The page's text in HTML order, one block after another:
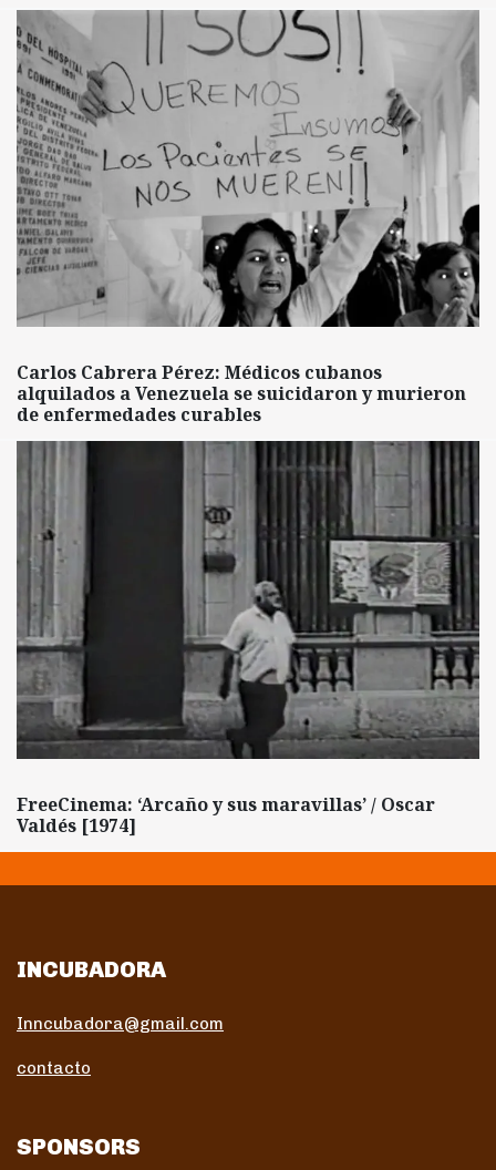
Carlos Cabrera Pérez: Médicos cubanos
alquilados a Venezuela se suicidaron y murieron
de enfermedades curables
FreeCinema: ‘Arcaño y sus maravillas’ / Oscar
Valdés [1974]
INCUBADORA
Inncubadora@gmail.com
contacto
SPONSORS